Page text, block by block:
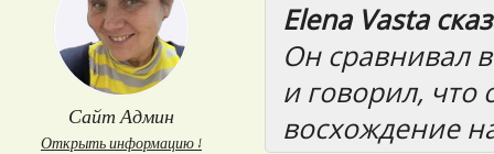
Сайт Админ
Открыть информацию ↓
Elena Vasta
Он сравнивал
и говорил, что
восхождение